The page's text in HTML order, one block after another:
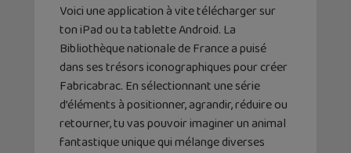
Voici une application à vite télécharger sur
ton iPad ou ta tablette Android. La
Bibliothèque nationale de France a puisé
dans ses trésors iconographiques pour créer
Fabricabrac. En sélectionnant une série
d’éléments à positionner, agrandir, réduire ou
retourner, tu vas pouvoir imaginer un animal
fantastique unique qui mélange diverses